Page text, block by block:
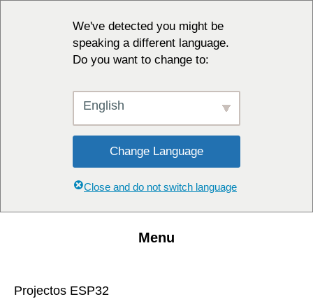
We've detected you might be
speaking a different language.
Do you want to change to:
English
Change Language
Close and do not switch language
Menu
Projectos ESP32